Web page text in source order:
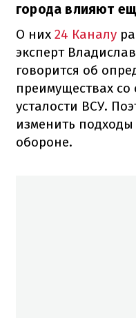
города влияют
О них 24 Каналу
эксперт
говорится об
преимуществах со
усталости ВСУ.
изменить подходы
обороне.